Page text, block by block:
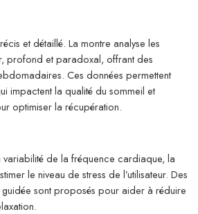
et détaillé. La montre analyse les
profond et paradoxal, offrant des
Ces données permettent
impactent la qualité du sommeil et
optimiser la récupération.
de la fréquence cardiaque, la
le niveau de stress de l’utilisateur. Des
sont proposés pour aider à réduire